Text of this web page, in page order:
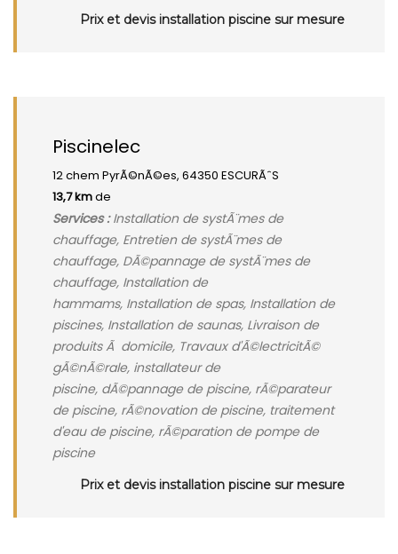
Prix et devis installation piscine sur mesure
Piscinelec
12 chem PyrÃ©nÃ©es, 64350 ESCURÃˆS
13,7 kmde
Services :Installation de systÃ¨mes de
chauffage, Entretien de systÃ¨mes de
chauffage, DÃ©pannage de systÃ¨mes de
chauffage, Installation de
hammams, Installation de spas, Installation de
piscines, Installation de saunas, Livraison de
produits Ã domicile, Travaux d'Ã©lectricitÃ©
gÃ©nÃ©rale, installateur de
piscine, dÃ©pannage de piscine, rÃ©parateur
de piscine, rÃ©novation de piscine, traitement
d'eau de piscine, rÃ©paration de pompe de
piscine
Prix et devis installation piscine sur mesure